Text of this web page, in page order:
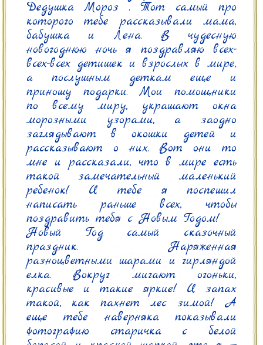
Дедушка Мороз . Тот самый про
которого тебе рассказывали мама,
бабушка и Лена. В чудесную
новогоднюю ночь я поздравляю всех-
всех-всех детишек и взрослых в мире,
а послушным деткам еще и
приношу подарки. Мои помощники
по всему миру, украшают окна
морозными узорами, а заодно
заглядывают в окошки детей и
рассказывают о них. Вот они то
мне и рассказали, что в мире есть
такой замечательный маленький
ребенок! И тебе я поспешил
написать раньше всех, чтобы
поздравить тебя с Новым Годом!
Новый Год самый сказочный
праздник. Наряженная
разноцветными шарами и гирляндой
елка. Вокруг мигают огоньки,
красивые и такие яркие! И запах
такой, как пахнет лес зимой! А
еще тебе наверняка показывали
фотографию старичка с белой